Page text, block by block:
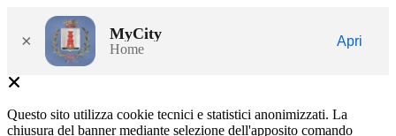
× MyCity
Home
Apri
Questo sito utilizza cookie tecnici e statistici anonimizzati. La
chiusura del banner mediante selezione dell'apposito comando